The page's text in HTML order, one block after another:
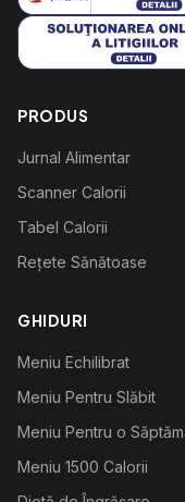
PRODUS
Jurnal Alimentar
Scanner Calorii
Tabel Calorii
Rețete Sănătoase
GHIDURI
Meniu Echilibrat
Meniu Pentru Slăbit
Meniu Pentru o
Meniu 1500 Calorii